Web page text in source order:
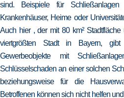
sind. Beispiele für
Krankenhäuser, Heime oder
Auch hier , der mit 80 km²
viertgrößten Stadt in Bayern,
Gewerbeobjekte mit
Schlüsselschaden an einer solchen
beziehungsweise für die
Betroffenen können sich nicht helfen